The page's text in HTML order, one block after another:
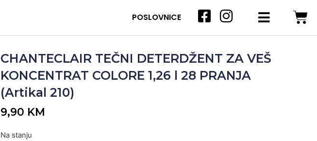
POSLOVNICE
CHANTECLAIR TEČNI DETERDŽENT ZA VEŠ
KONCENTRAT COLORE 1,26 l 28 PRANJA
(Artikal 210)
9,90 KM
Na stanju